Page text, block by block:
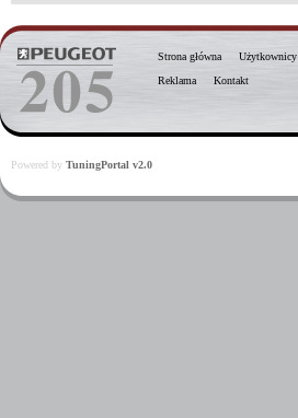
Strona główna Użytkownicy
Reklama
Kontakt
Powered by TuningPortal v2.0